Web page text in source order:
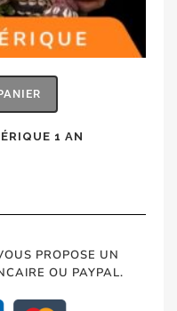
1 AN
PROPOSE UN
OU PAYPAL.